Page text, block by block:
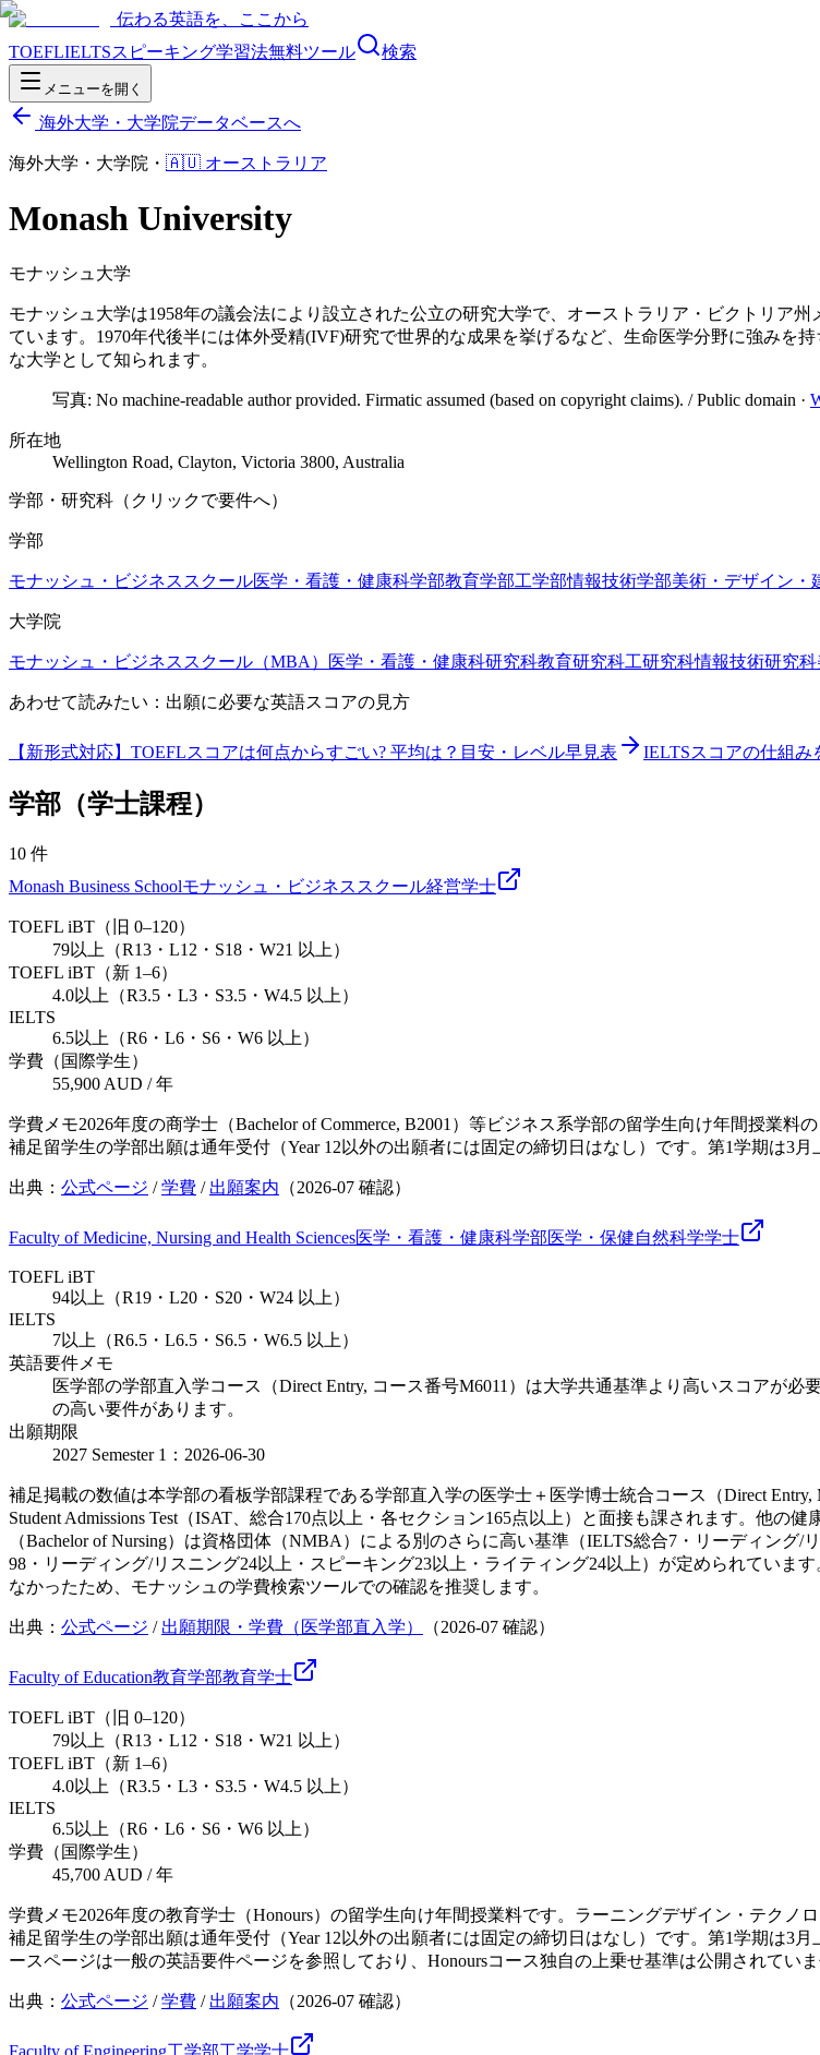
伝わる英語を、ここから
TOEFLIELTSスピーキング学習法無料ツール 検索
メニューを開く
海外大学・大学院データベースへ
海外大学・大学院 ・ 🇦🇺 オーストラリア
Monash University
モナッシュ大学
モナッシュ大学は1958年の議会法により設立された公立の研究大学で、オーストラリア・ビクトリア
ています。1970年代後半には体外受精(IVF)研究で世界的な成果を挙げるなど、生命医学分野に強みを
な大学として知られます。
写真: No machine-readable author provided. Firmatic assumed (based on copyright claims). /Public domain ·
所在地
Wellington Road, Clayton, Victoria 3800, Australia
学部・研究科（クリックで要件へ）
学部
モナッシュ・ビジネススクール医学・看護・健康科学部教育学部工学部情報技術学部美術・デザイン・
大学院
モナッシュ・ビジネススクール（MBA） 医学・看護・健康科研究科教育研究科工研究科情報技術研究科
あわせて読みたい：出願に必要な英語スコアの見方
【新形式対応】TOEFLスコアは何点からすごい? 平均は？目安・レベル早見表 IELTSスコアの仕組
学部（学士課程）
10 件
Monash Business Schoolモナッシュ・ビジネススクール経営学士
TOEFL iBT（旧 0–120）
79以上（R13・L12・S18・W21 以上）
TOEFL iBT（新 1–6）
4.0以上（R3.5・L3・S3.5・W4.5 以上）
IELTS
6.5以上（R6・L6・S6・W6 以上）
学費（国際学生）
55,900 AUD / 年
学費メモ2026年度の商学士（Bachelor of Commerce, B2001）等ビジネス系学部の留学生向け年間授業料
補足留学生の学部出願は通年受付（Year 12以外の出願者には固定の締切日はなし）です。第1学期は3
出典： 公式ページ /学費 / 出願案内 （2026-07 確認）
Faculty of Medicine, Nursing and Health Sciences医学・看護・健康科学部医学・保健自然科学学士
TOEFL iBT
94以上（R19・L20・S20・W24 以上）
IELTS
7以上（R6.5・L6.5・S6.5・W6.5 以上）
英語要件メモ
医学部の学部直入学コース（Direct Entry, コース番号M6011）は大学共通基準より高いスコアが
の高い要件があります。
出願期限
2027 Semester 1：2026-06-30
補足掲載の数値は本学部の看板学部課程である学部直入学の医学士＋医学博士統合コース（Direct
Student Admissions Test（ISAT、総合170点以上・各セクション165点以上）と面接も課されます。他
（Bachelor of Nursing）は資格団体（NMBA）による別のさらに高い基準（IELTS総合7・リーディン
98・リーディング/リスニング24以上・スピーキング23以上・ライティング24以上）が定められていま
なかったため、モナッシュの学費検索ツールでの確認を推奨します。
出典： 公式ページ / 出願期限・学費（医学部直入学） （2026-07 確認）
Faculty of Education教育学部教育学士
TOEFL iBT（旧 0–120）
79以上（R13・L12・S18・W21 以上）
TOEFL iBT（新 1–6）
4.0以上（R3.5・L3・S3.5・W4.5 以上）
IELTS
6.5以上（R6・L6・S6・W6 以上）
学費（国際学生）
45,700 AUD / 年
学費メモ2026年度の教育学士（Honours）の留学生向け年間授業料です。ラーニングデザイン・テクノ
補足留学生の学部出願は通年受付（Year 12以外の出願者には固定の締切日はなし）です。第1学期は3
ースページは一般の英語要件ページを参照しており、Honoursコース独自の上乗せ基準は公開されていま
出典： 公式ページ /学費 / 出願案内 （2026-07 確認）
Faculty of Engineering工学部工学学士